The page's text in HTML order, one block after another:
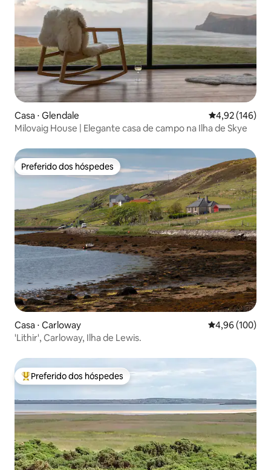
Casa ⋅ Glendale 4,92 de uma
4,92 (146)
Milovaig House | Elegante casa de campo na Ilha de Skye
Preferido dos hóspedes
Preferido dos hóspedes
Casa ⋅ Carloway 4,96 de uma
4,96 (100)
'Lithir', Carloway, Ilha de Lewis.
Entre os melhores preferidos dos hóspedes
Preferido dos hóspedes